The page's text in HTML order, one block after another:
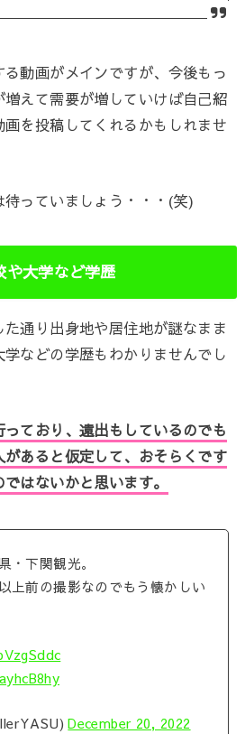
動画がメインですが、今後もっ
増えて需要が増していけば自己紹
を投稿してくれるかもしれませ
っていましょう・・・(笑)
や大学など学歴
通り出身地や居住地が謎なまま
などの学歴もわかりませんでし
ており、遠出もしているのでも
があると仮定して、おそらくです
はないかと思います。
・下関観光。
上前の撮影なのでもう懐かしい
December 20, 2022